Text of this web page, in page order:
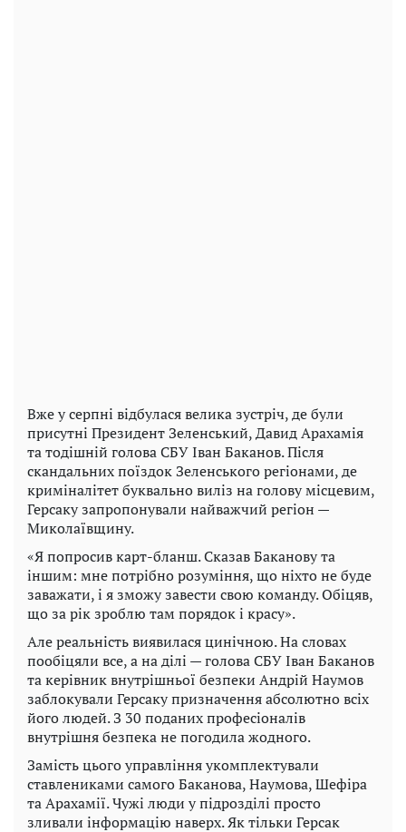
Вже у серпні відбулася велика зустріч, де були
присутні Президент Зеленський, Давид Арахамія
та тодішній голова СБУ Іван Баканов. Після
скандальних поїздок Зеленського регіонами, де
криміналітет буквально виліз на голову місцевим,
Герсаку запропонували найважчий регіон —
Миколаївщину.
«Я попросив карт-бланш. Сказав Баканову та
іншим: мне потрібно розуміння, що ніхто не буде
заважати, і я зможу завести свою команду. Обіцяв,
що за рік зроблю там порядок і красу».
Але реальність виявилася цинічною. На словах
пообіцяли все, а на ділі — голова СБУ Іван Баканов
та керівник внутрішньої безпеки Андрій Наумов
заблокували Герсаку призначення абсолютно всіх
його людей. З 30 поданих професіоналів
внутрішня безпека не погодила жодного.
Замість цього управління укомплектували
ставлениками самого Баканова, Наумова, Шефіра
та Арахамії. Чужі люди у підрозділі просто
зливали інформацію наверх. Як тільки Герсак